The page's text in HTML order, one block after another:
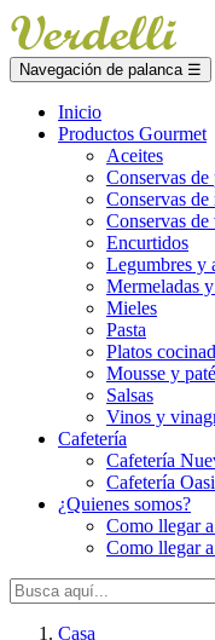
Navegación de palanca ☰
Inicio
Productos Gourmet
Aceites
Conservas de
Conservas de
Conservas de
Encurtidos
Legumbres y
Mermeladas
Mieles
Pasta
Platos
Mousse y
Salsas
Vinos y
Cafetería
Cafetería
Cafetería
¿Quienes somos?
Como llegar
Como llegar
Casa